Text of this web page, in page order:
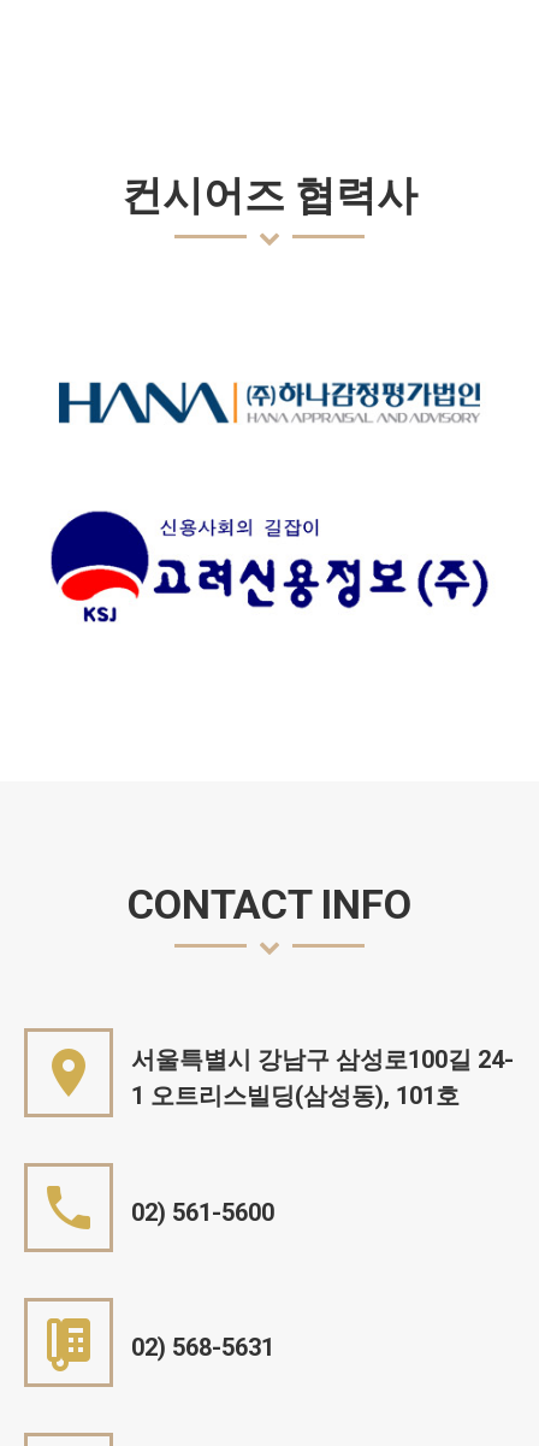
컨시어즈 협력사
CONTACT INFO
서울특별시 강남구 삼성로100길 24-
1 오트리스빌딩(삼성동), 101호
02) 561-5600
02) 568-5631